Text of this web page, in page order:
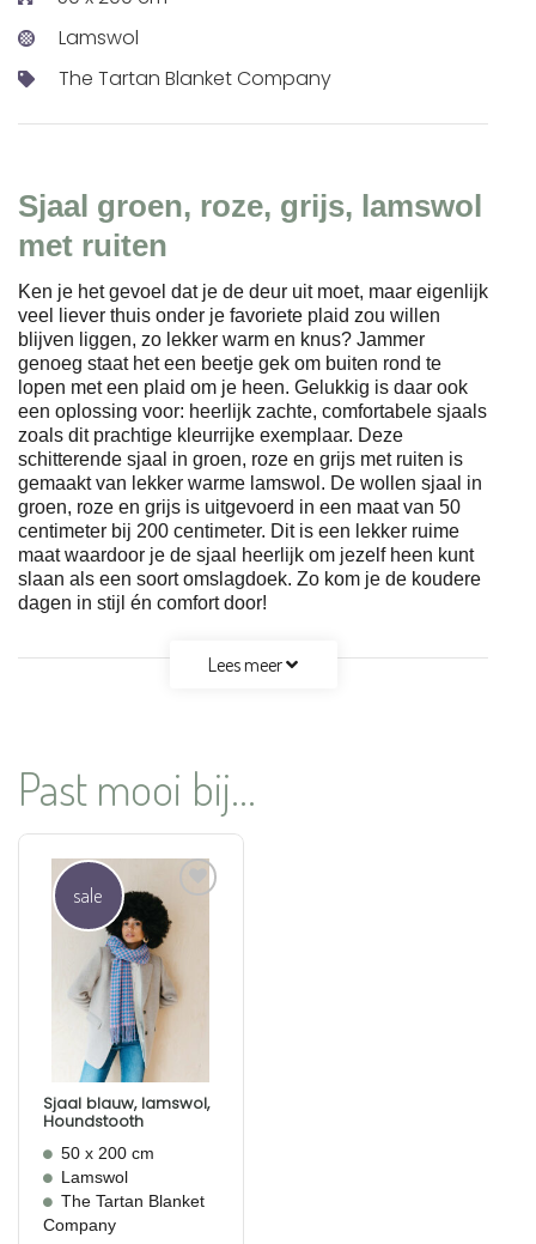
Lamswol
The Tartan Blanket Company
Sjaal groen, roze, grijs, lamswol
met ruiten
Ken je het gevoel dat je de deur uit moet, maar eigenlijk
veel liever thuis onder je favoriete plaid zou willen
blijven liggen, zo lekker warm en knus? Jammer
genoeg staat het een beetje gek om buiten rond te
lopen met een plaid om je heen. Gelukkig is daar ook
een oplossing voor: heerlijk zachte, comfortabele sjaals
zoals dit prachtige kleurrijke exemplaar. Deze
schitterende sjaal in groen, roze en grijs met ruiten is
gemaakt van lekker warme lamswol. De wollen sjaal in
groen, roze en grijs is uitgevoerd in een maat van 50
centimeter bij 200 centimeter. Dit is een lekker ruime
maat waardoor je de sjaal heerlijk om jezelf heen kunt
slaan als een soort omslagdoek. Zo kom je de koudere
dagen in stijl én comfort door!
Lees meer
Past mooi bij...
sale
Aan
verlanglijst
toevoegen
Sjaal blauw, lamswol,
Houndstooth
50 x 200 cm
Lamswol
The Tartan Blanket
Company